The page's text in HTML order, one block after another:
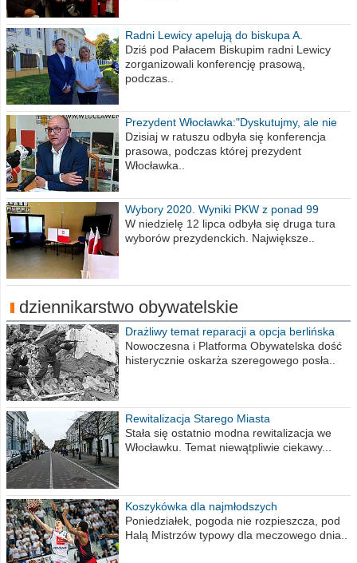
Radni Lewicy apelują do biskupa A.
Wiesława Meringa
Dziś pod Pałacem Biskupim radni Lewicy
zorganizowali konferencję prasową,
podczas..
Prezydent Włocławka:"Dyskutujmy, ale nie
obrażajmy się”
Dzisiaj w ratuszu odbyła się konferencja
prasowa, podczas której prezydent
Włocławka..
Wybory 2020. Wyniki PKW z ponad 99
procent obwodów
W niedzielę 12 lipca odbyła się druga tura
wyborów prezydenckich. Największe..
dziennikarstwo obywatelskie
Drażliwy temat reparacji a opcja berlińska
Nowoczesna i Platforma Obywatelska dość
histerycznie oskarża szeregowego posła..
Rewitalizacja Starego Miasta
Stała się ostatnio modna rewitalizacja we
Włocławku. Temat niewątpliwie ciekawy...
Koszykówka dla najmłodszych
Poniedziałek, pogoda nie rozpieszcza, pod
Halą Mistrzów typowy dla meczowego dnia..